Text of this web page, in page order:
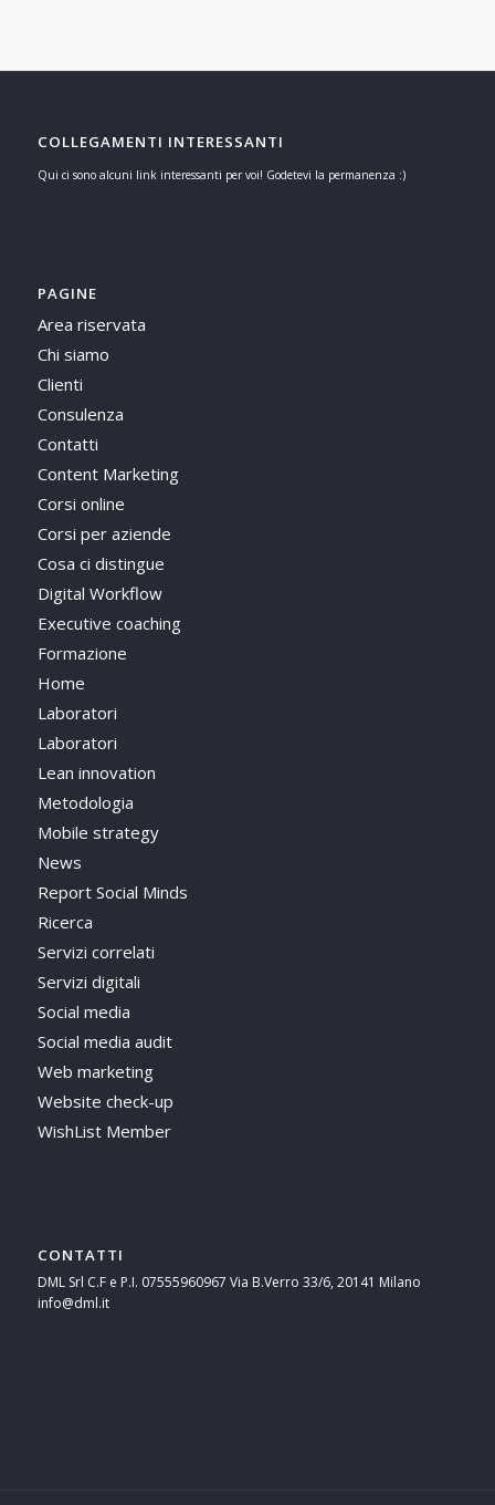
COLLEGAMENTI INTERESSANTI
Qui ci sono alcuni link interessanti per voi! Godetevi la permanenza :)
PAGINE
Area riservata
Chi siamo
Clienti
Consulenza
Contatti
Content Marketing
Corsi online
Corsi per aziende
Cosa ci distingue
Digital Workflow
Executive coaching
Formazione
Home
Laboratori
Laboratori
Lean innovation
Metodologia
Mobile strategy
News
Report Social Minds
Ricerca
Servizi correlati
Servizi digitali
Social media
Social media audit
Web marketing
Website check-up
WishList Member
CONTATTI
DML Srl C.F e P.I. 07555960967 Via B.Verro 33/6, 20141 Milano
info@dml.it